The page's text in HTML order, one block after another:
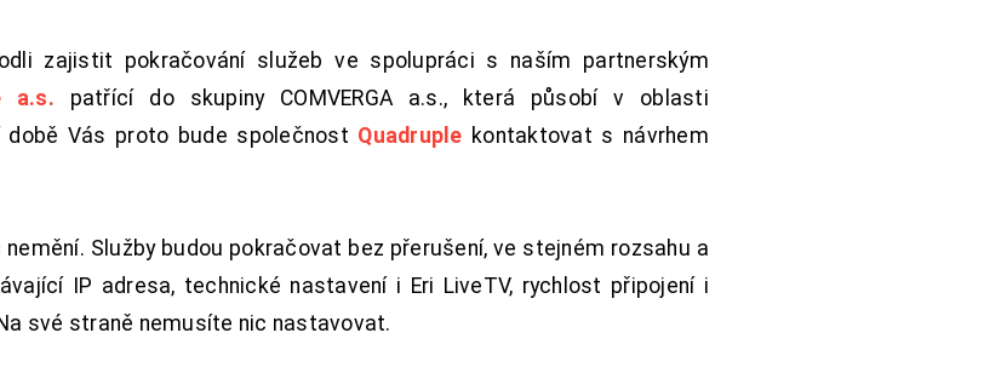
zajistit pokračování služeb ve spolupráci s naším partnerským
a.s. patřící do skupiny COMVERGA a.s., která působí v oblasti
Vás proto bude společnost Quadruple kontaktovat s návrhem
Služby budou pokračovat bez přerušení, ve stejném rozsahu a
IP adresa, technické nastavení i Eri LiveTV, rychlost připojení i
své straně nemusíte nic nastavovat.